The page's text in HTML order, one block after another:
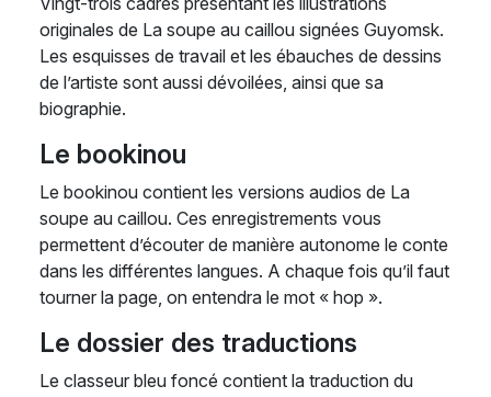
originales de La soupe au caillou signées Guyomsk.
Les esquisses de travail et les ébauches de dessins
de l’artiste sont aussi dévoilées, ainsi que sa
biographie.
Le bookinou
Le bookinou contient les versions audios de La
soupe au caillou. Ces enregistrements vous
permettent d’écouter de manière autonome le conte
dans les différentes langues. A chaque fois qu’il faut
tourner la page, on entendra le mot « hop ».
Le dossier des traductions
Le classeur bleu foncé contient la traduction du